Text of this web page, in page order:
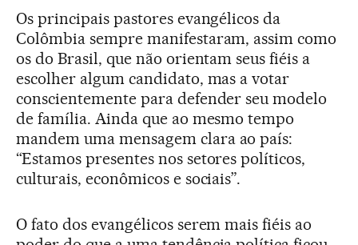
Os principais pastores evangélicos da
Colômbia sempre manifestaram, assim como
os do Brasil, que não orientam seus fiéis a
escolher algum candidato, mas a votar
conscientemente para defender seu modelo
de família. Ainda que ao mesmo tempo
mandem uma mensagem clara ao país:
“Estamos presentes nos setores políticos,
culturais, econômicos e sociais”.
O fato dos evangélicos serem mais fiéis ao